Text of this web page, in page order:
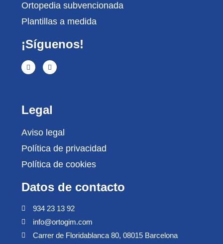
Ortopedia subvencionada
Plantillas a medida
¡Síguenos!
Legal
Aviso legal
Política de privacidad
Política de cookies
Datos de contacto
934 23 13 92
info@ortogim.com
Carrer de Floridablanca 80, 08015 Barcelona